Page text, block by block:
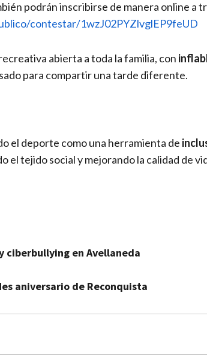
podrán inscribirse de manera online a
contestar/1wzJ02PYZlvglEP9feUD
abierta a toda la familia, con
para compartir una tarde diferente.
el deporte como una herramienta de
el tejido social y mejorando la calidad de
ciberbullying en Avellaneda
aniversario de Reconquista